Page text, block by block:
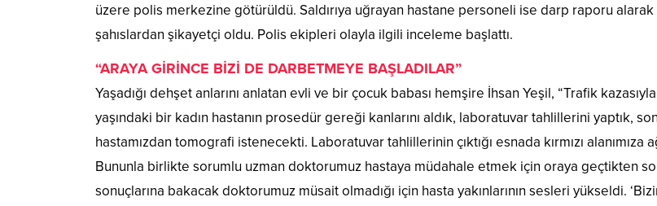
üzere polis merkezine götürüldü. Saldırıya uğrayan hastane personeli ise darp raporu alarak
şahıslardan şikayetçi oldu. Polis ekipleri olayla ilgili inceleme başlattı.
“ARAYA GİRİNCE BİZİ DE DARBETMEYE BAŞLADILAR”
Yaşadığı dehşet anlarını anlatan evli ve bir çocuk babası hemşire İhsan Yeşil, “Trafik
yaşındaki bir kadın hastanın prosedür gereği kanlarını aldık, laboratuvar tahlillerini yaptık,
hastamızdan tomografi istenecekti. Laboratuvar tahlillerinin çıktığı esnada kırmızı alanımıza
Bununla birlikte sorumlu uzman doktorumuz hastaya müdahale etmek için oraya geçtikten
sonuçlarına bakacak doktorumuz müsait olmadığı için hasta yakınlarının sesleri yükseldi.